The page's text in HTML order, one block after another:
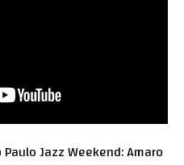
Paulo Jazz Weekend: Amaro